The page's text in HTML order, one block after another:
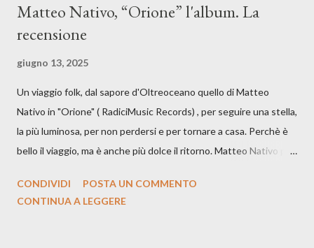
Matteo Nativo, “Orione” l'album. La
recensione
giugno 13, 2025
Un viaggio folk, dal sapore d'Oltreoceano quello di Matteo
Nativo in "Orione" ( RadiciMusic Records) , per seguire una stella,
la più luminosa, per non perdersi e per tornare a casa. Perchè è
bello il viaggio, ma è anche più dolce il ritorno. Matteo Nativo per
indubbiamente matura e consapevole oltre che con ottimi
CONDIVIDI
POSTA UN COMMENTO
CONTINUA A LEGGERE